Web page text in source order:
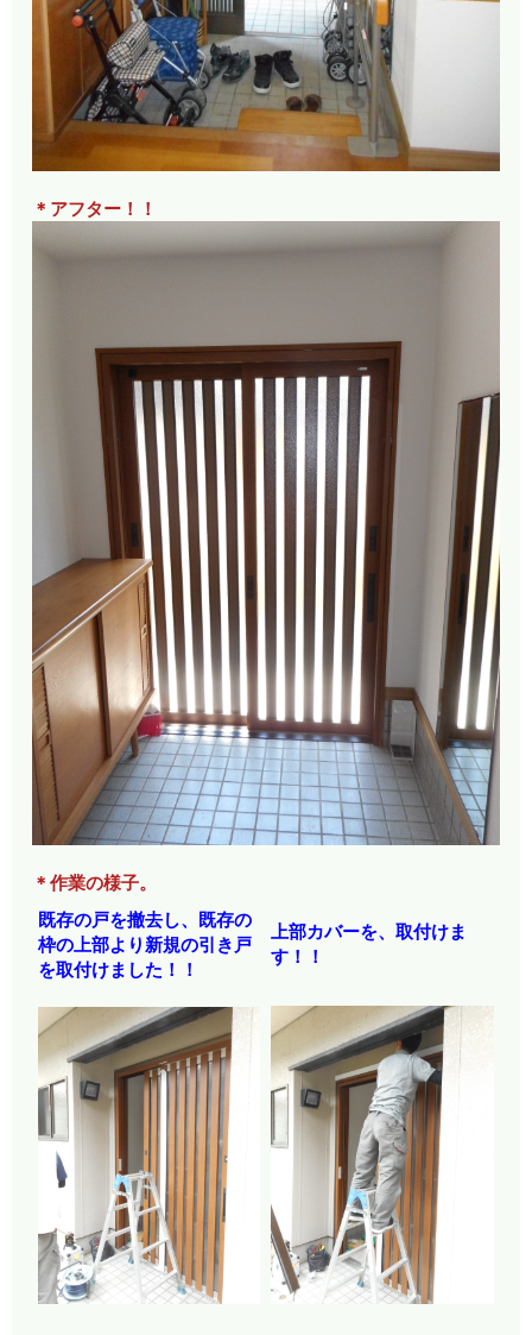
＊アフター！！
＊作業の様子。
既存の戸を撤去し、既存の
枠の上部より新規の引き戸
を取付けました！！
上部カバーを、取付けま
す！！